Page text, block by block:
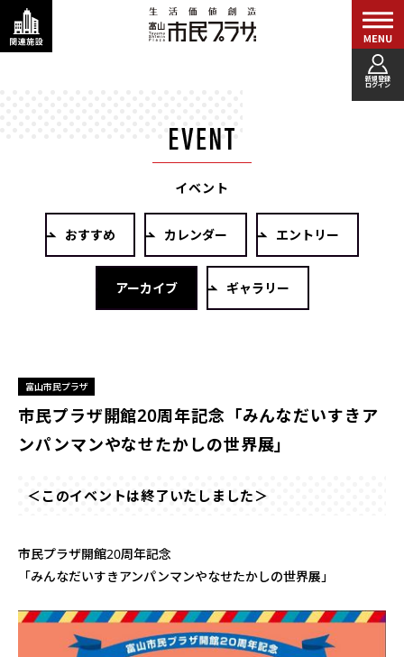
新規登録
ログイン
イベント
おすすめ カレンダー エントリー
アーカイブ ギャラリー
市民プラザ開館20周年記念「みんなだいすきア
ンパンマンやなせたかしの世界展」
富山市民プラザ
＜このイベントは終了いたしました＞
市民プラザ開館20周年記念
「みんなだいすきアンパンマンやなせたかしの世界展」